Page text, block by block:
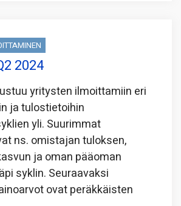
2024
yritysten ilmoittamiin eri
ja tulostietoihin
yli. Suurimmat
ns. omistajan tuloksen,
ja oman pääoman
syklin. Seuraavaksi
ovat peräkkäisten